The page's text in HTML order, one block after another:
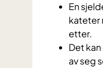
En
kateter
etter.
Det
av seg